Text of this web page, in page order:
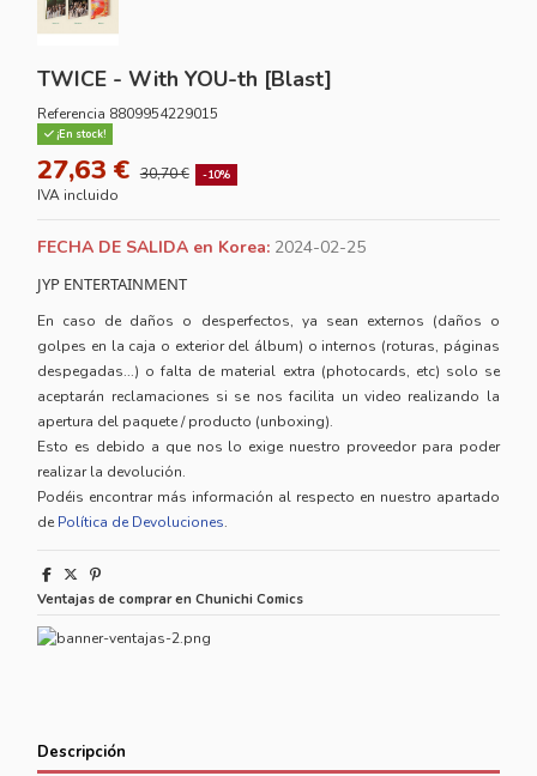
TWICE - With YOU-th [Blast]
Referencia 8809954229015
¡En stock!
27,63 € 30,70 € -10%
IVA incluido
FECHA DE SALIDA en Korea: 2024-02-25
JYP ENTERTAINMENT
En caso de daños o desperfectos, ya sean externos (daños o
golpes en la caja o exterior del álbum) o internos (roturas, páginas
despegadas...) o falta de material extra (photocards, etc) solo se
aceptarán reclamaciones si se nos facilita un video realizando la
apertura del paquete / producto (unboxing).
Esto es debido a que nos lo exige nuestro proveedor para poder
realizar la devolución.
Podéis encontrar más información al respecto en nuestro apartado
de Política de Devoluciones.
Ventajas de comprar en Chunichi Comics
Descripción